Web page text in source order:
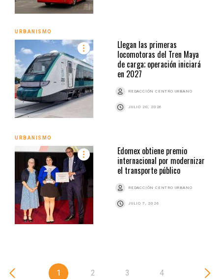
URBANISMO
Llegan las primeras
locomotoras del Tren Maya
de carga; operación iniciará
en 2027
REDACCIÓN CENTRO URBANO
JULIO 20, 2026
URBANISMO
Edomex obtiene premio
internacional por modernizar
el transporte público
REDACCIÓN CENTRO URBANO
JULIO 7, 2026
1 2 3 4